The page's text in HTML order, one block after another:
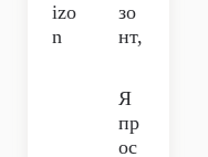
izo
n
зо
нт,
Я
пр
ос